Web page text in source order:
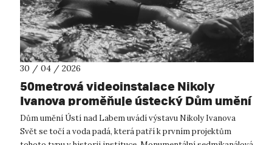
30 / 04 / 2026
50metrová videoinstalace Nikoly
Ivanova proměňuje ústecký Dům umění
v plynoucí obraz
Dům umění Ústí nad Labem uvádí výstavu Nikoly Ivanova
Svět se točí a voda padá, která patří k prvním projektům